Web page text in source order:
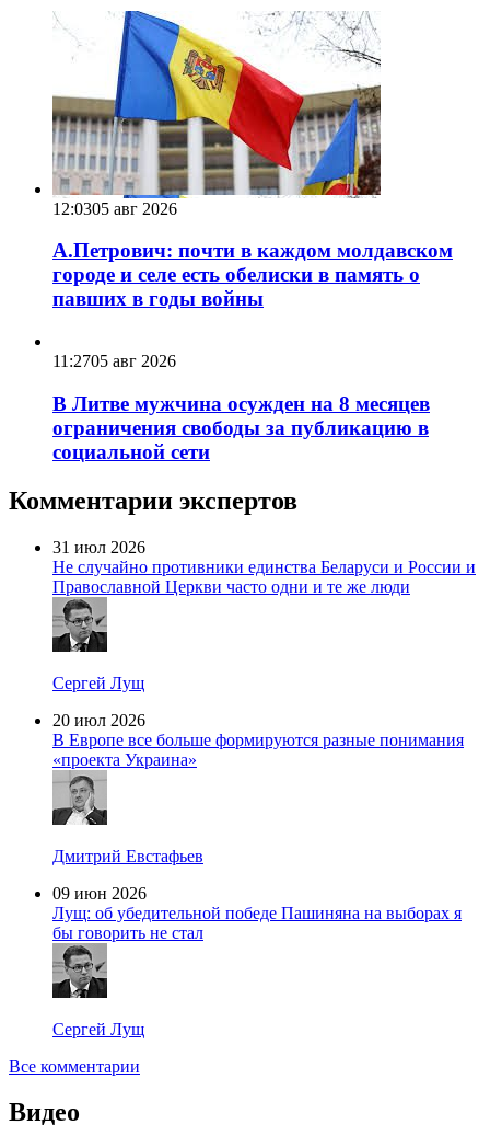
12:0305 авг 2026
А.Петрович: почти в каждом молдавском
городе и селе есть обелиски в память о
павших в годы войны
11:2705 авг 2026
В Литве мужчина осужден на 8 месяцев
ограничения свободы за публикацию в
социальной сети
Комментарии экспертов
31 июл 2026
Не случайно противники единства Беларуси и России и
Православной Церкви часто одни и те же люди
Сергей Лущ
20 июл 2026
В Европе все больше формируются разные понимания
«проекта Украина»
Дмитрий Евстафьев
09 июн 2026
Лущ: об убедительной победе Пашиняна на выборах я
бы говорить не стал
Сергей Лущ
Все комментарии
Видео